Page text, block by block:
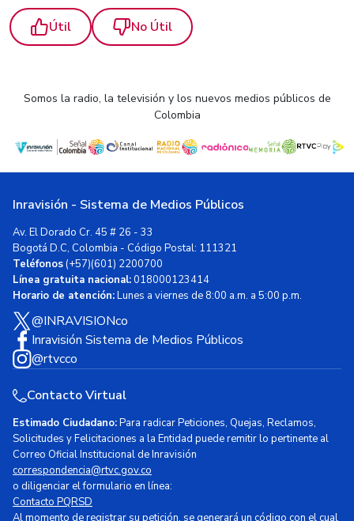
Útil No Útil
Somos la radio, la televisión y los nuevos medios públicos de
Colombia
Inravisión - Sistema de Medios Públicos
Av. El Dorado Cr. 45 # 26 - 33
Bogotá D.C, Colombia - Código Postal: 111321
Teléfonos(+57)(601) 2200700
Línea gratuita nacional:018000123414
Horario de atención:Lunes a viernes de 8:00 a.m. a 5:00 p.m.
@INRAVISIONco
Inravisión Sistema de Medios Públicos
@rtvcco
Contacto Virtual
Estimado Ciudadano:Para radicar Peticiones, Quejas, Reclamos,
Solicitudes y Felicitaciones a la Entidad puede remitir lo pertinente al
Correo Oficial Institucional de Inravisión
correspondencia@rtvc.gov.co
o diligenciar el formulario en línea:
Contacto PQRSD
Al momento de registrar su petición, se generará un código con el cual